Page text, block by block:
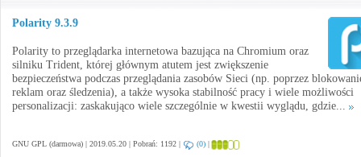
Polarity 9.3.9
Polarity to przeglądarka internetowa bazująca na Chromium oraz
silniku Trident, której głównym atutem jest zwiększenie
bezpieczeństwa podczas przeglądania zasobów Sieci (np. poprzez
reklam oraz śledzenia), a także wysoka stabilność pracy i wiele możliwości
personalizacji: zaskakująco wiele szczególnie w kwestii wyglądu, gdzie...
GNU GPL (darmowa) | 2019.05.20 | Pobrań: 1192 | (0) |